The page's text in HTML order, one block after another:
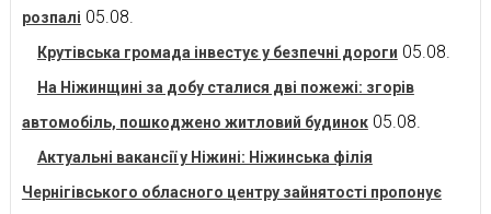
розпалі 05.08.
Крутівська громада інвестує у безпечні дороги 05.08.
На Ніжинщині за добу сталися дві пожежі: згорів
автомобіль, пошкоджено житловий будинок 05.08.
Актуальні вакансії у Ніжині: Ніжинська філія
Чернігівського обласного центру зайнятості пропонує